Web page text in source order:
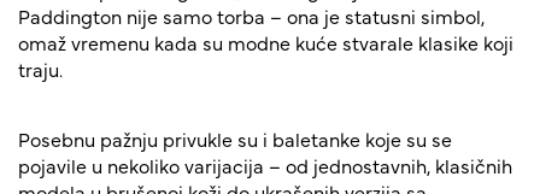
Paddington nije samo torba – ona je statusni simbol,
omaž vremenu kada su modne kuće stvarale klasike koji
traju.
Posebnu pažnju privukle su i baletanke koje su se
pojavile u nekoliko varijacija – od jednostavnih, klasičnih